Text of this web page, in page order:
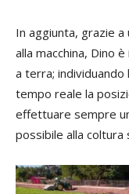
In aggiunta, grazie
alla macchina, Dino
a terra;
tempo reale la
effettuare sempre
possibile alla coltura